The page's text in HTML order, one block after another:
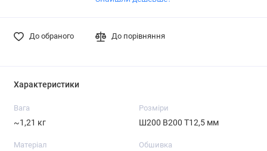
До обраного До порівняння
Характеристики
Вага
~1,21 кг
Розміри
Ш200 В200 Т12,5 мм
Матеріал Обшивка